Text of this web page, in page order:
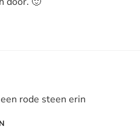
rode steen erin